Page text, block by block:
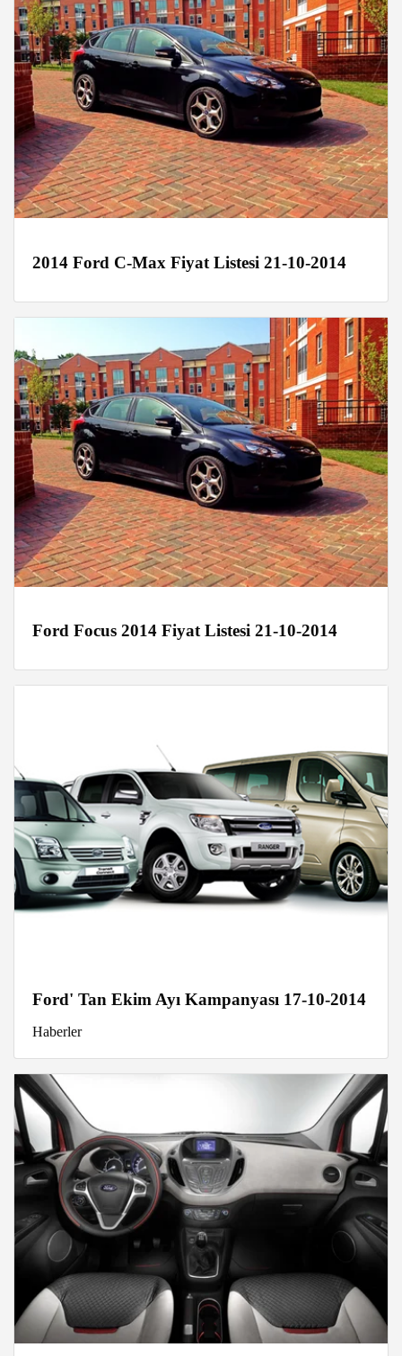
2014 Ford C-Max Fiyat Listesi 21-10-2014
Ford Focus 2014 Fiyat Listesi 21-10-2014
Ford' Tan Ekim Ayı Kampanyası 17-10-2014
Haberler